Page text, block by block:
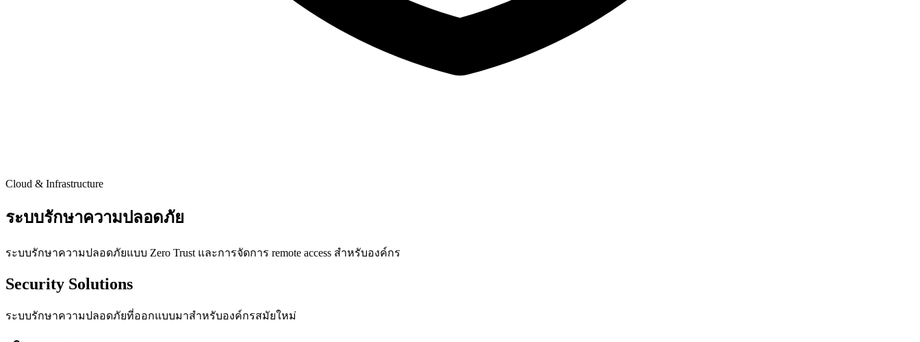
Cloud & Infrastructure
ระบบรักษาความปลอดภัย
ระบบรักษาความปลอดภัยแบบ Zero Trust และการจัดการ remote access สำหรับองค์กร
Security Solutions
ระบบรักษาความปลอดภัยที่ออกแบบมาสำหรับองค์กรสมัยใหม่